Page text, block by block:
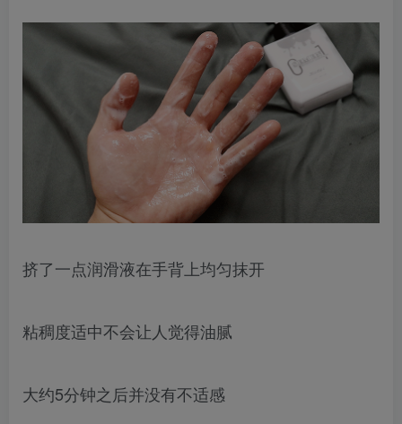
挤了一点润滑液在手背上均匀抹开
粘稠度适中不会让人觉得油腻
大约5分钟之后并没有不适感